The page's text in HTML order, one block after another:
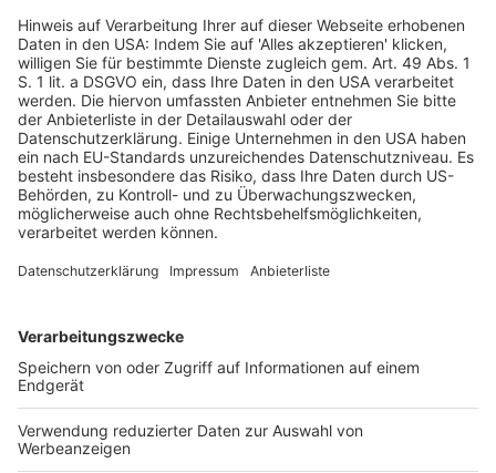
einer vollständigen Freistellung und Erstattung der
einbehaltenen Abzugssteuern.
Die hiergegen eingelegte Revision hatte keinen Erfolg.
Der BFH hat die Auffassung des FG bestätigt.
Ungeachtet der Bestimmungen des DBA Luxemburg
1958 zur Höhe des zulässigen Quellensteuereinbehalts
habe die Klägerin einen Anspruch auf vollständige
Freistellung und Erstattung der auf die Ausschüttung
vom 12.11.2013 einbehaltenen und abgeführten
Satz 2 i.V.m.
§ 43b Abs. 1 EStGi.V.m. Art. 5 MTR für eine
Satz 4 EStGstehe dem nicht entgegen.
Satz 4 EStGsehe vor, dass die Entlastungsregelung des
§ 43b Abs. 1 Satz 1 EStG
Sinne des
§ 20 Abs. 1 Nr. 1 EStGgelte, die anlässlich
der Liquidation oder Umwandlung einer
Tochtergesellschaft zufließen. Die Vorschrift sei zur